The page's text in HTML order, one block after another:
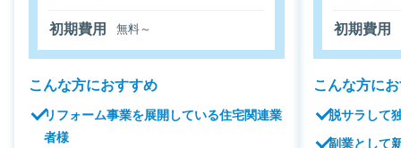
初期費用 無料～
こんな方におすすめ
リフォーム事業を展開している住宅関連業
者様
初期費用
こんな方に
脱サラして
副業として